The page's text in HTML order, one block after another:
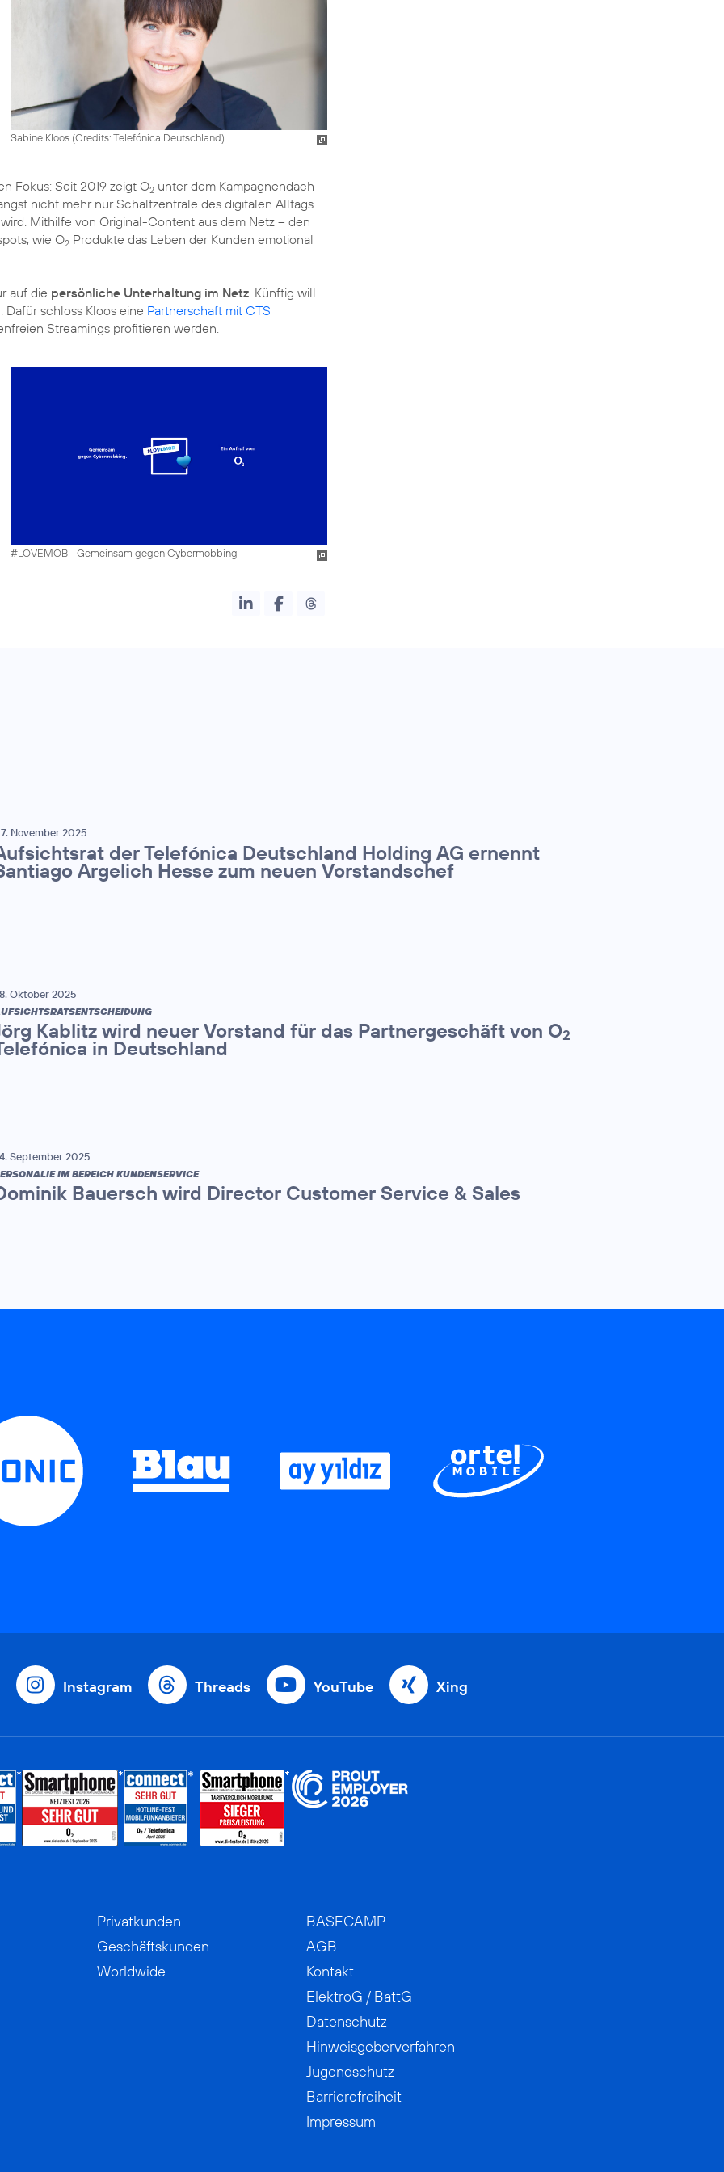
Sabine Kloos (Credits: Telefónica Deutschland)
Fokus: Seit 2019 zeigt O2 unter dem Kampagnendach
nicht mehr nur Schaltzentrale des digitalen Alltags
Mithilfe von Original-Content aus dem Netz – den
wie O2 Produkte das Leben der Kunden emotional
auf die persönliche Unterhaltung im Netz. Künftig will
schloss Kloos eine Partnerschaft mit CTS
Streamings profitieren werden.
#LOVEMOB - Gemeinsam gegen Cybermobbing
November 2025
der Telefónica Deutschland Holding AG ernennt
Argelich Hesse zum neuen Vorstandschef
Oktober 2025
Kablitz wird neuer Vorstand für das Partnergeschäft von O2
in Deutschland
September 2025
IM BEREICH KUNDENSERVICE
Bauersch wird Director Customer Service & Sales
Instagram Threads YouTube Xing
Privatkunden
Geschäftskunden
Worldwide
BASECAMP
AGB
Kontakt
ElektroG / BattG
Datenschutz
Hinweisgeberverfahren
Jugendschutz
Barrierefreiheit
Impressum